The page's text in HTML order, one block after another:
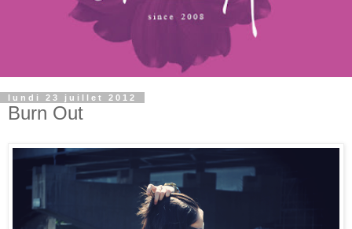
lundi 23 juillet 2012
Burn Out